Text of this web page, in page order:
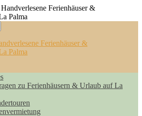
Ferienhäuser &
Palma
zu Ferienhäusern & Urlaub auf La